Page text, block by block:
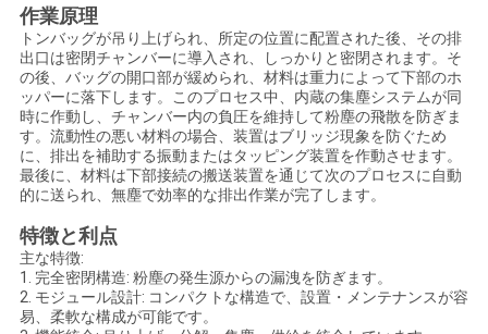
引
用
を
要
求
し
作業原理
トンバッグが吊り上げられ、所定の位置に配置された後、その排
出口は密閉チャンバーに導入され、しっかりと密閉されます。そ
の後、バッグの開口部が緩められ、材料は重力によって下部のホ
ッパーに落下します。このプロセス中、内蔵の集塵システムが同
時に作動し、チャンバー内の負圧を維持して粉塵の飛散を防ぎま
す。流動性の悪い材料の場合、装置はブリッジ現象を防ぐため
に、排出を補助する振動またはタッピング装置を作動させます。
最後に、材料は下部接続の搬送装置を通じて次のプロセスに自動
的に送られ、無塵で効率的な排出作業が完了します。
特徴と利点
主な特徴:
1. 完全密閉構造: 粉塵の発生源からの漏洩を防ぎます。
2. モジュール設計: コンパクトな構造で、設置・メンテナンスが容
易、柔軟な構成が可能です。